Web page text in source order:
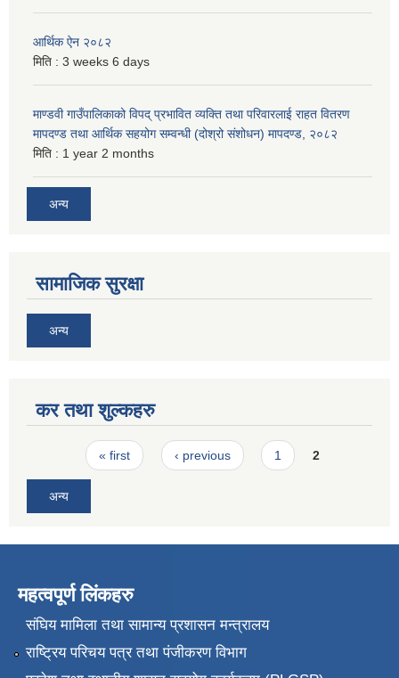
आर्थिक ऐन २०८२
मिति : 3 weeks 6 days
माण्डवी गाउँपालिकाको विपद् प्रभावित व्यक्ति तथा परिवारलाई राहत वितरण
मापदण्ड तथा आर्थिक सहयोग सम्वन्धी (दोश्रो संशोधन) मापदण्ड, २०८२
मिति : 1 year 2 months
अन्य
सामाजिक सुरक्षा
अन्य
कर तथा शुल्कहरु
Pages« first ‹ previous 1 2
अन्य
महत्वपूर्ण लिंकहरु
संघिय मामिला तथा सामान्य प्रशासन मन्त्रालय
राष्ट्रिय परिचय पत्र तथा पंजीकरण विभाग